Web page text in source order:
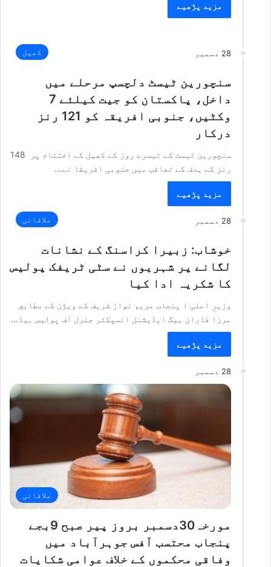
مزید پڑھیے
28 دسمبر کھیل
سنچورین ٹیسٹ دلچسپ مرحلے میں
داخل، پاکستان کو جیت کیلئے 7
وکٹیں، جنوبی افریقہ کو 121 رنز
درکار
سنچورین ٹیسٹ کے تیسرے روز کے کھیل کے اختتام پر 148
رنز کے ہدف کے تعاقب میں جنوبی افریقا نے…
مزید پڑھیے
28 دسمبر علاقائی
خوشاب: زبیرا کراسنگ کے نشانات
لگانے پر شہریوں نے سٹی ٹریفک پولیس
کا شکریہ ادا کیا
وزیرِ اعلی ا پنجاب مریم نواز شریف کے ویژن کے مطابق
مرزا فاران بیگ ایڈیشنل انسپکٹر جنرل آف پولیس ہیڈ…
مزید پڑھیے
28 دسمبر
علاقائی
مورخہ30دسمبر بروز پیر صبح 9بجے
پنجاب محتسب آفس جوہرآباد میں
وفاقی محکموں کے خلاف عوامی شکایات